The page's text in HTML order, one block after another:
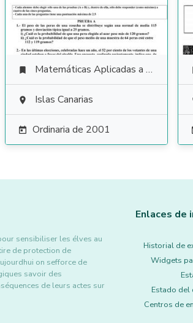
 Matemáticas Aplicadas a las Ciencias Sociales
 Islas Canarias
 Ordinaria de 2001
sensibiliser les élves au
de protection de
on sefforce de
savoir des
de leurs actes sur
Enlaces de
Historial de
Widgets
Estado del
Centros de